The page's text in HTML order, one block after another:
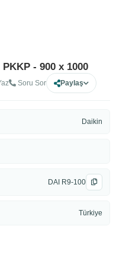
- 900 x 1000
Soru Sor Paylaş
Daikin
DAI R9-100
Türkiye